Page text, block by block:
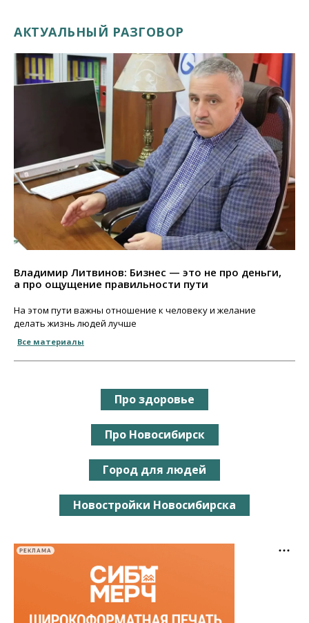
АКТУАЛЬНЫЙ РАЗГОВОР
Владимир Литвинов: Бизнес — это не про деньги,
а про ощущение правильности пути
На этом пути важны отношение к человеку и желание
делать жизнь людей лучше
Все материалы
Про здоровье
Про Новосибирск
Город для людей
Новостройки Новосибирска
РЕКЛАМА